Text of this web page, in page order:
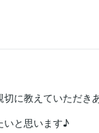
に教えていただき
いと思います♪